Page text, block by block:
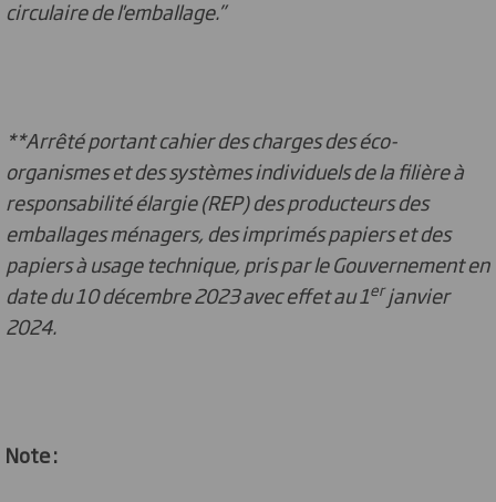
circulaire de l'emballage.”
**Arrêté portant cahier des charges des éco-
organismes et des systèmes individuels de la filière à
responsabilité élargie (REP) des producteurs des
emballages ménagers, des imprimés papiers et des
papiers à usage technique, pris par le Gouvernement en
date du 10 décembre 2023 avec effet au 1erjanvier
2024.
Note :